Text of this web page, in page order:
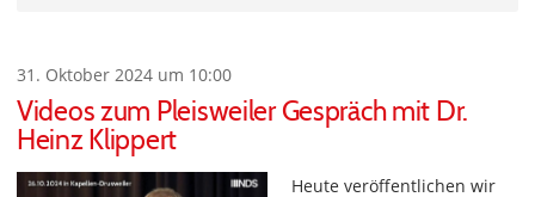
31. Oktober 2024 um 10:00
Videos zum Pleisweiler Gespräch mit Dr.
Heinz Klippert
Heute veröffentlichen wir